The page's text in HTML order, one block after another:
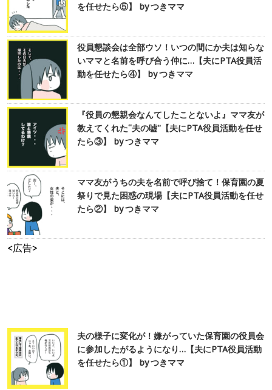
を任せたら⑤】 by つきママ
役員懇談会は全部ウソ！いつの間にか夫は知らな
いママと名前を呼び合う仲に…【夫にPTA役員活
動を任せたら④】 by つきママ
『役員の懇親会なんてしたことないよ』ママ友が
教えてくれた“夫の嘘”【夫にPTA役員活動を任せ
たら③】 by つきママ
ママ友がうちの夫を名前で呼び捨て！保育園の夏
祭りで見た困惑の現場【夫にPTA役員活動を任せ
たら②】 by つきママ
<広告>
夫の様子に変化が！嫌がっていた保育園の役員会
に参加したがるようになり…【夫にPTA役員活動
を任せたら①】 by つきママ